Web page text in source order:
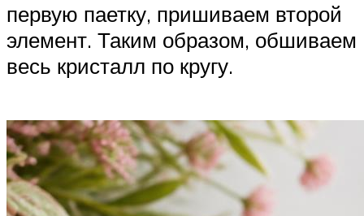
первую паетку, пришиваем второй
элемент. Таким образом, обшиваем
весь кристалл по кругу.